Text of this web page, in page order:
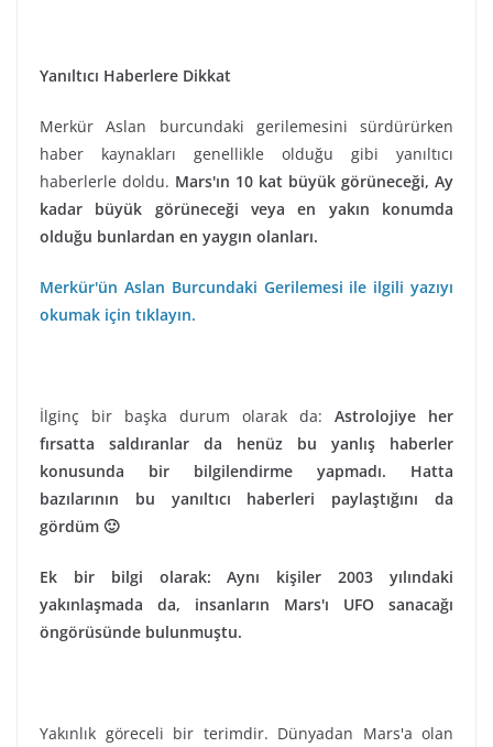
Yanıltıcı Haberlere Dikkat
Merkür Aslan burcundaki gerilemesini sürdürürken
haber kaynakları genellikle olduğu gibi yanıltıcı
haberlerle doldu. Mars'ın 10 kat büyük görüneceği, Ay
kadar büyük görüneceği veya en yakın konumda
olduğu bunlardan en yaygın olanları.
Merkür'ün Aslan Burcundaki Gerilemesi ile ilgili yazıyı
okumak için tıklayın.
İlginç bir başka durum olarak da: Astrolojiye her
fırsatta saldıranlar da henüz bu yanlış haberler
konusunda bir bilgilendirme yapmadı. Hatta
bazılarının bu yanıltıcı haberleri paylaştığını da
gördüm 🙂
Ek bir bilgi olarak: Aynı kişiler 2003 yılındaki
yakınlaşmada da, insanların Mars'ı UFO sanacağı
öngörüsünde bulunmuştu.
Yakınlık göreceli bir terimdir. Dünyadan Mars'a olan